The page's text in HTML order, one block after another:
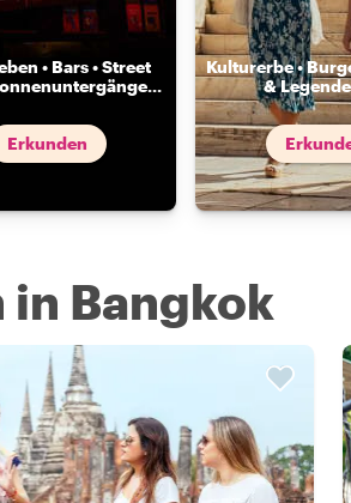
• Bars • Street
...
Erkunden
Kulturerbe •
&
Bangkok